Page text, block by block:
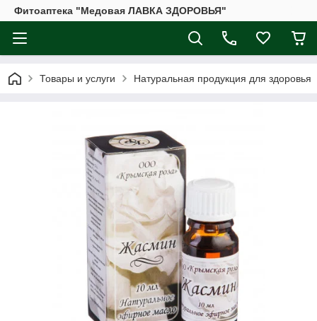
Фитоаптека "Медовая ЛАВКА ЗДОРОВЬЯ"
Товары и услуги Натуральная продукция для здоровья